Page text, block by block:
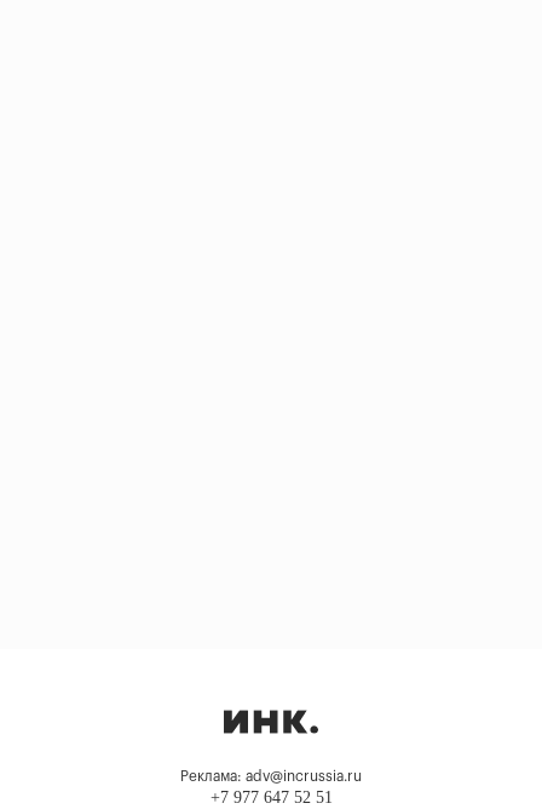
Реклама: adv@incrussia.ru
+7 977 647 52 51